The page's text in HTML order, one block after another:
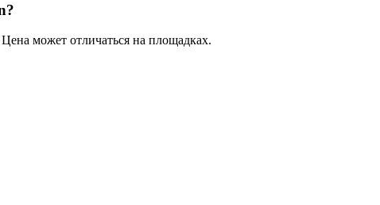
может отличаться на площадках.